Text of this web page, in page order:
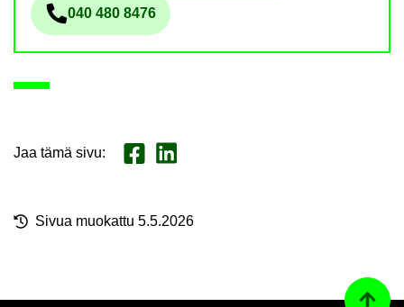
Pu­he­lin­nu­me­ro
040 480 8476
Jaa tämä sivu: Jaa Face­book
Jaa Lin­ke­dI­nis­sä
Sivua muo­kat­tu 5.5.2026